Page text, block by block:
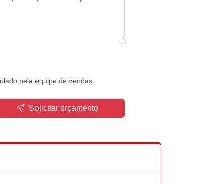
pela equipe de vendas.
Solicitar orçamento